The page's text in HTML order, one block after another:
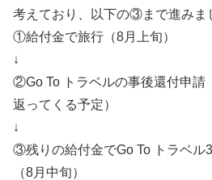
考えており、以下の③まで進みま
①給付金で旅行（8月上旬）
↓
②Go To トラベルの事後還付申請
返ってくる予定）
↓
③残りの給付金でGo To トラベル
（8月中旬）